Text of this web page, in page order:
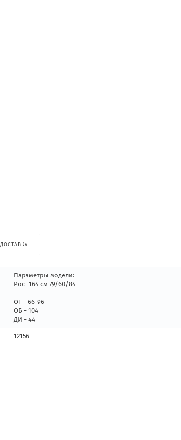
ДОСТАВКА
Параметры модели:
Рост 164 см 79/60/84
ОТ – 66-96
ОБ – 104
ДИ – 44
12156